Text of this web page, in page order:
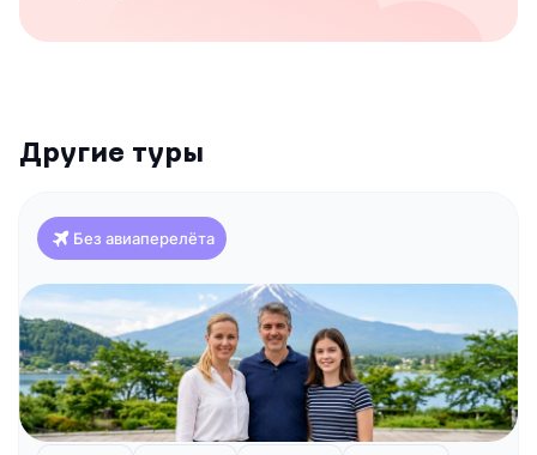
Другие туры
Без авиаперелёта
Япония
Красоты Японии и отдых на побережье (Токио-
Токио)
Токио Фудзи-Кавагучико Атами Киото Хиросима